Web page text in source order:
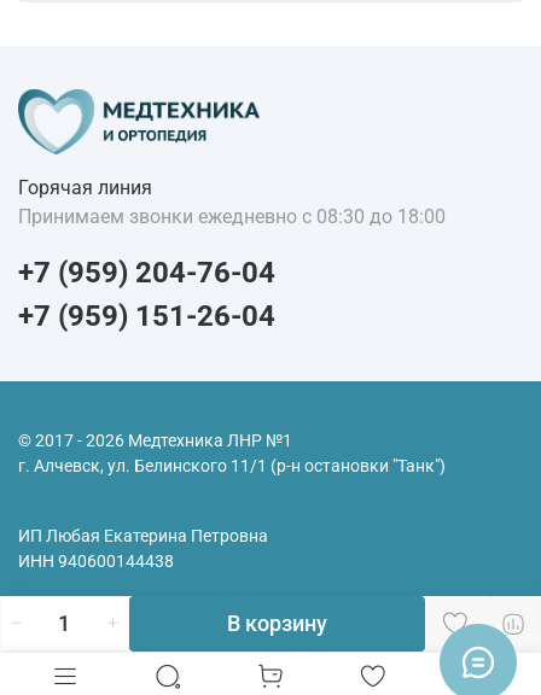
В корзину
Горячая линия
Принимаем звонки ежедневно с 08:30 до 18:00
+7 (959) 204-76-04
+7 (959) 151-26-04
© 2017 - 2026 Медтехника ЛНР №1
г. Алчевск, ул. Белинского 11/1 (р-н остановки "Танк")
ИП Любая Екатерина Петровна
ИНН 940600144438